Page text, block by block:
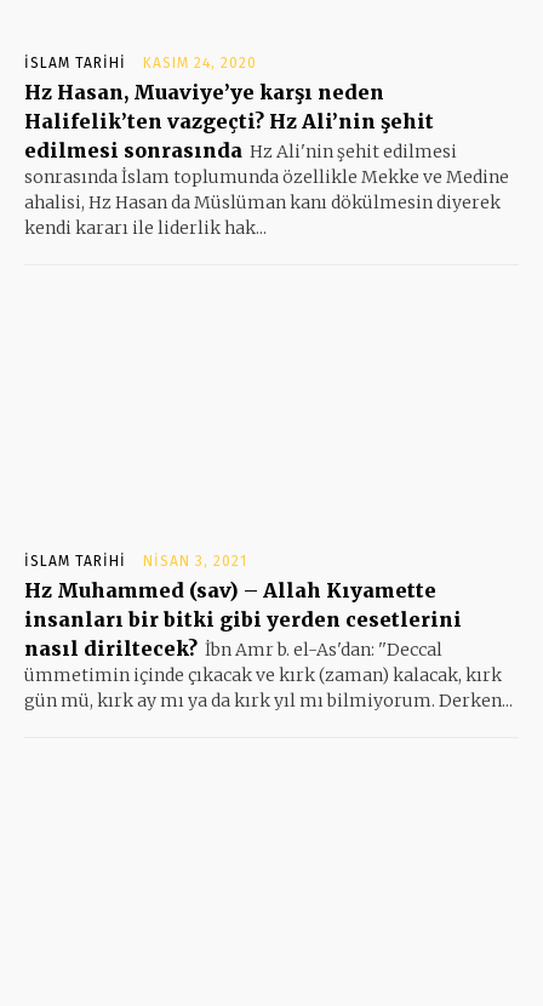
İSLAM TARIHI KASIM 24, 2020
Hz Hasan, Muaviye’ye karşı neden
Halifelik’ten vazgeçti? Hz Ali’nin şehit
edilmesi sonrasında Hz Ali'nin şehit edilmesi
sonrasında İslam toplumunda özellikle Mekke ve Medine
ahalisi, Hz Hasan da Müslüman kanı dökülmesin diyerek
kendi kararı ile liderlik hak...
İSLAM TARIHI NISAN 3, 2021
Hz Muhammed (sav) – Allah Kıyamette
insanları bir bitki gibi yerden cesetlerini
nasıl diriltecek? İbn Amr b. el-As'dan: ''Deccal
ümmetimin içinde çıkacak ve kırk (zaman) kalacak, kırk
gün mü, kırk ay mı ya da kırk yıl mı bilmiyorum. Derken...